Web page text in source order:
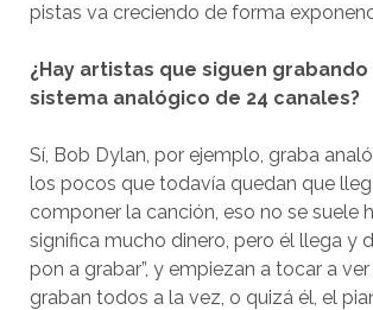
pistas va creciendo de forma
¿Hay artistas que siguen
sistema analógico de 24 canales?
Sí, Bob Dylan, por ejemplo, graba
los pocos que todavía quedan que
componer la canción, eso no se suele
significa mucho dinero, pero él llega y
pon a grabar”, y empiezan a tocar a
graban todos a la vez, o quizá él, el